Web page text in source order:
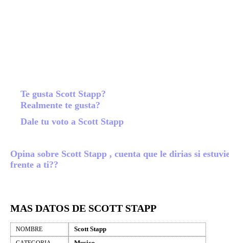
Te gusta Scott Stapp?
Realmente te gusta?
Dale tu voto a Scott Stapp
Opina sobre Scott Stapp , cuenta que le dirias si
frente a ti??
MAS DATOS DE SCOTT STAPP
NOMBRE Scott Stapp